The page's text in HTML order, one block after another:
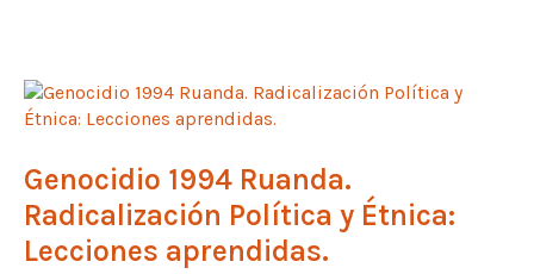
Genocidio 1994 Ruanda.
Radicalización Política y Étnica:
Lecciones aprendidas.